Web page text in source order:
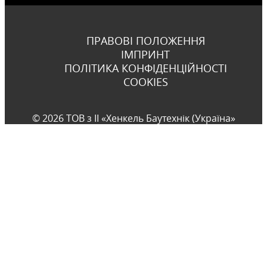
ПРАВОВІ ПОЛОЖЕННЯ
ІМПРИНТ
ПОЛІТИКА КОНФІДЕНЦІЙНОСТІ
COOKIES
© 2026 ТОВ з ІІ «Хенкель Баутехнік (Україна»